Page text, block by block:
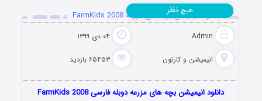
دانلود انیمیشن بچه های مزرعه FarmKids 2008
Admin ۰۴ دی ۱۳۹۹
انیمیشن و کارتون ۶۵۴۵۳ بازدید
هیچ نظر
دانلود انیمیشن بچه های مزرعه دوبله فارسی FarmKids 2008